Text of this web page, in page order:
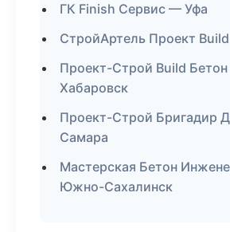
ГК Finish Сервис — Уфа
СтройАртель Проект
Проект-Строй Build
Хабаровск
Проект-Строй Бригадир
Самара
Мастерская Бетон
Южно-Сахалинск